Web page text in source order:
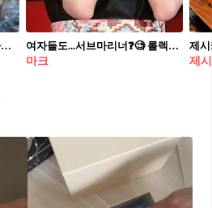
MVP의 품격, 롤렉스로 증명하다⁠🏀 ⁠ 샤이 길저스-알렉산더, 팀 동료들에게 1,800만 원 상당의 롤렉스 시계를 선물⁠했습니다. ⁠ NBA 2024-25 시즌 MVP로 선정된 오클라호마시티 썬더의 샤이 길저스-알렉산더(SGA)가 팀 동료들에게 감사의 의미로 롤렉스 시계를 선물했습니다.⁠ ⁠ 각 시계는 약 1,800만 원 상당이며, 개인 맞춤형 각인이 포함되어 있습니다. SGA는 "이건 그들이 받아야 할 최소한의 것"이라며 팀워크의 중요성을 강조했습니다.⁠ ⁠ 이러한 제스처는 팀 내 결속력을 높이고, 리더십의 새로운 기준을 제시한 사례로 평가받고 있습니다.⁠
여자들도...서브마리너❓🧐 롤렉스 하면 데이트저스트만 아는 사람들 주목❗️롤렉스에는 가장 잘 알려진 데이트저스트 라인 외에도 서브마리너, GMT 마스터 II, 데이-데이트, 데이토나, 씨드웰러 등 다양한 라인이 있습니다. 오늘은 그중에서도 서브마리너(Submariner) 라인에 대해 알아봅시다. 서브마리너는 남자만 차는 시계 아니냐고요? 요즘은 여자들도 큰 사이즈 시계를 많이 찬다는 사실! 과거에도 고준희가 서브마리너를 착용해서 화제된 적 있었죠. 샤를리즈 테론도 애용하는 시계입니다. 최근엔 NCT 마크가 래퍼 이영지에게 선물하기도 했고요. ’Submariner’라는 단어에서 알 수 있듯이, 이 시계는 수중에서도 사용 가능한 다이버 워치입니다. 수심 300미터까지 방수를 보장하며, 영지가 받은 시계의 초록색 회전 베젤은 다이버의 잠수 시간을 측정하는 기능을 가지고 있습니다. 또한, 야광 디스플레이로 어두운 곳에서도 시간을 쉽게 확인할 수 있죠. 제임스 카메론 감독은 잠수정의 창문을 통해 실제 타이타닉을 봤을 때에도 이 서브마리너를 착용하고 있었다고 합니다. 서브마리너 라인에는 여러 가지 조합이 있지만, 오이스터 스틸(Oystersteel) 라인은 부담 없이 착용하기 좋아 특히 인기가 많습니다. 스틸 라인에서는 블랙 베젤과 그린 베젤이 출시되는데, 고준희가 착용한 제품은 블랙, 그리고 영지가 선물받은 제품은 헐크, 스타벅스 라는 별명으로도 불리는 오이스터 스틸 41mm 그린 색상 조합입니다. 그린컬러 레퍼런스 넘버는 126610LV, 가격은 1,617만 원입니다. 스틸 모델 외에도 옐로우 골드와 화이트 골드 모델에서는 블루 베젤 조합도 찾아볼 수 있습니다. 자, 이제 서브마리너에 대해 공부를 마쳤으니, 누군가 롤렉스를 선물로 준다고 하면 "서브마리너!" 외칠 준비 되셨나요? 😆
마크
제